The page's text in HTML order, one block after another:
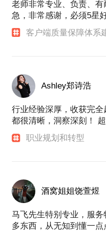
老师非常专业、负责、
急，非常感谢，必须5星
客户端质量保障体系
Ashley郑诗浩
行业经验深厚，收获完
都很清晰，洞察深刻！
职业规划和转型
酒窝姐姐饶萱煜
马飞先生特别专业，服
多东西，从无知到懂一点